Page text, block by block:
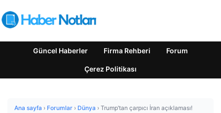
Güncel Haberler Firma Rehberi Forum
Çerez Politikası
Ana sayfa › Forumlar › Dünya › Trump’tan çarpıcı İran açıklaması!